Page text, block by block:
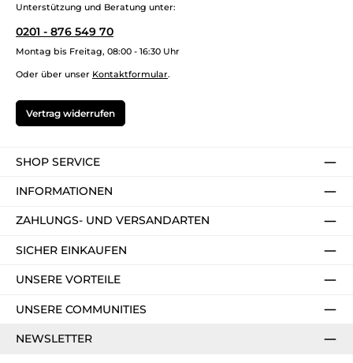
Unterstützung und Beratung unter:
0201 - 876 549 70
Montag bis Freitag, 08:00 - 16:30 Uhr
Oder über unser Kontaktformular.
Vertrag widerrufen
SHOP SERVICE
INFORMATIONEN
ZAHLUNGS- UND VERSANDARTEN
SICHER EINKAUFEN
UNSERE VORTEILE
UNSERE COMMUNITIES
NEWSLETTER